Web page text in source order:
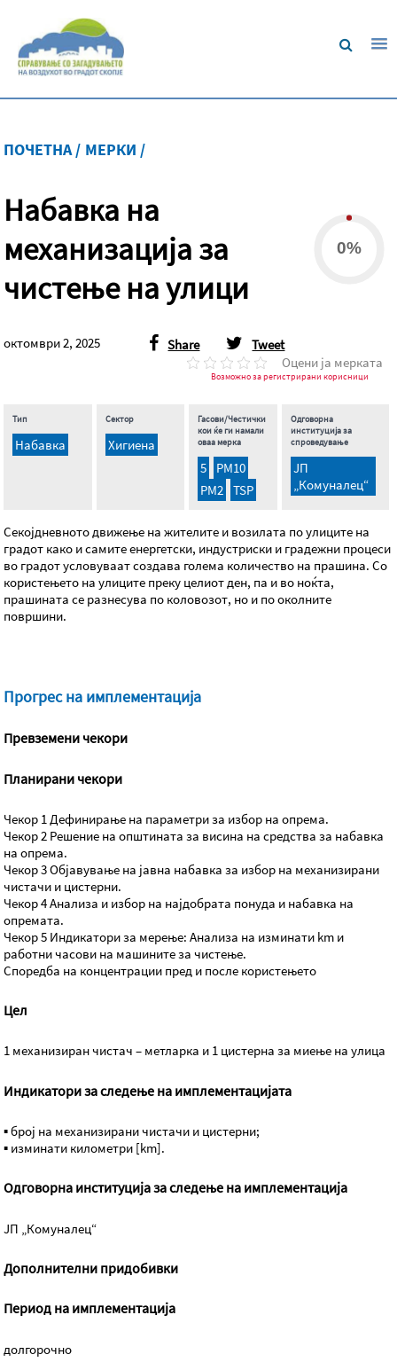
ПОЧЕТНА / МЕРКИ /
Набавка на
механизација за
чистење на улици
0%
октомври 2, 2025 Share
Tweet
Оцени ја мерката
Возможно за регистрирани корисници
Тип
Набавка
Сектор
Хигиена
Гасови/Честички
кои ќе ги намали
оваа мерка
5
PM10
PM2 TSP
Одговорна
институција за
спроведување
ЈП
„Комуналец“
Секојдневното движење на жителите и возилата по улиците на
градот како и самите енергетски, индустриски и градежни процеси
во градот условуваат создава голема количество на прашина. Со
користењето на улиците преку целиот ден, па и во ноќта,
прашината се разнесува по коловозот, но и по околните
површини.
Прогрес на имплементација
Превземени чекори
Планирани чекори
Чекор 1 Дефинирање на параметри за избор на опрема.
Чекор 2 Решение на општината за висина на средства за набавка
на опрема.
Чекор 3 Објавување на јавна набавка за избор на механизирани
чистачи и цистерни.
Чекор 4 Анализа и избор на најдобрата понуда и набавка на
опремата.
Чекор 5 Индикатори за мерење: Анализа на изминати km и
работни часови на машините за чистење.
Споредба на концентрации пред и после користењето
Цел
1 механизиран чистач – метларка и 1 цистерна за миење на улица
Индикатори за следење на имплементацијата
▪ број на механизирани чистачи и цистерни;
▪ изминати километри [km].
Одговорна институција за следење на имплементација
ЈП „Комуналец“
Дополнителни придобивки
Период на имплементација
долгорочно